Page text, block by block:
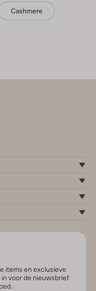
Cashmere
items en exclusieve
voor de nieuwsbrief